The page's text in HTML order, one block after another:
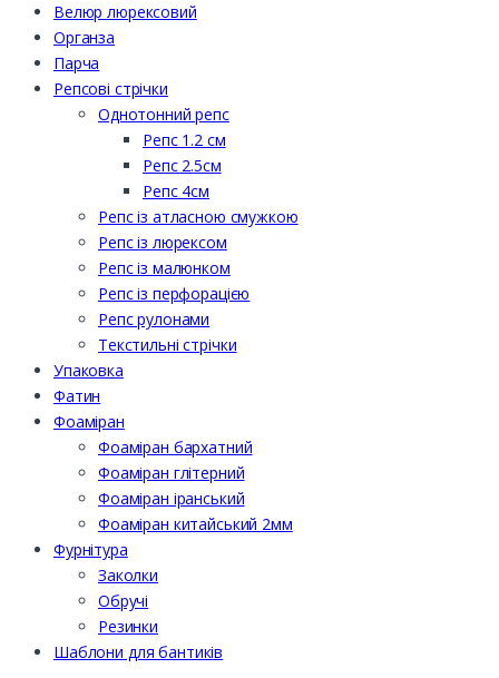
Велюр люрексовий
Органза
Парча
Репсові стрічки
Однотонний репс
Репс 1.2 см
Репс 2.5см
Репс 4см
Репс із атласною смужкою
Репс із люрексом
Репс із малюнком
Репс із перфорацією
Репс рулонами
Текстильні стрічки
Упаковка
Фатин
Фоаміран
Фоаміран бархатний
Фоаміран глітерний
Фоаміран іранський
Фоаміран китайський 2мм
Фурнітура
Заколки
Обручі
Резинки
Шаблони для бантиків